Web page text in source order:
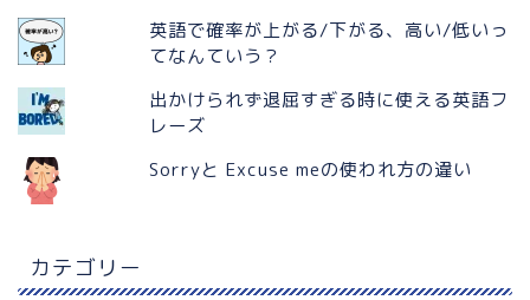
英語で確率が上がる/下がる、高い/低いっ
てなんていう？
出かけられず退屈すぎる時に使える英語フ
レーズ
Sorryと Excuse meの使われ方の違い
カテゴリー